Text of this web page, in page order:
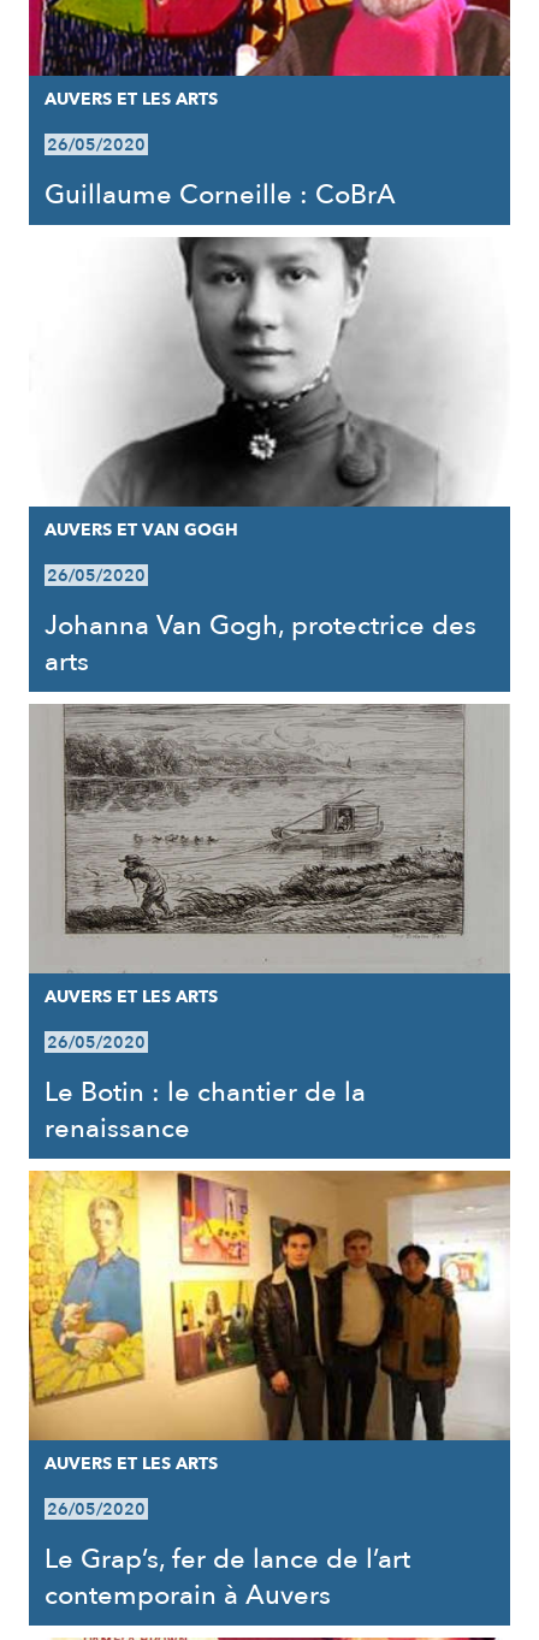
AUVERS ET LES ARTS
26/05/2020
Guillaume Corneille : CoBrA
AUVERS ET VAN GOGH
26/05/2020
Johanna Van Gogh, protectrice des
arts
AUVERS ET LES ARTS
26/05/2020
Le Botin : le chantier de la
renaissance
AUVERS ET LES ARTS
26/05/2020
Le Grap’s, fer de lance de l’art
contemporain à Auvers